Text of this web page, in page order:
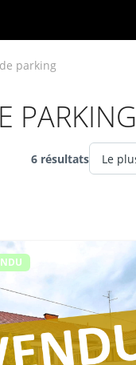
parking
PARKING
6 résultats